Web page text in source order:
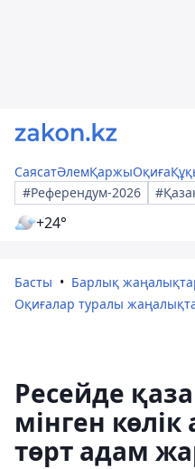
СаясатӘлемҚаржыОқиға
#Референдум-2026
+24°
Басты
Барлық
Оқиғалар туралы
Ресейде
мінген
төрт адам